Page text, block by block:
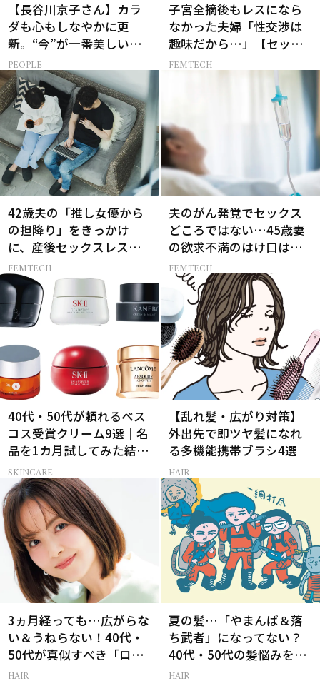
【長谷川京子さん】カラ
ダも心もしなやかに更
新。“今”が一番美しい
［特別画像集］
PEOPLE
子宮全摘後もレスになら
なかった夫婦「性交渉は
趣味だから…」【セック
スレス AND THE CITY -女
FEMTECH
42歳夫の「推し女優から
の担降り」をきっかけ
に、産後セックスレスの
理由を悟った妻
FEMTECH
夫のがん発覚でセックス
どころではない…45歳妻
の欲求不満のはけ口は
【セックスレス AND THE
CITY -女たちの告白-】
FEMTECH
40代・50代が頼れるベス
コス受賞クリーム9選｜名
品を1カ月試してみた結果
は？
SKINCARE
【乱れ髪・広がり対策】
外出先で即ツヤ髪になれ
る多機能携帯ブラシ4選
HAIR
3ヵ月経っても…広がらな
い＆うねらない！40代・
50代が真似すべき「ロー
レイヤーボブ」
HAIR
夏の髪…「やまんば＆落
ち武者」になってない？
40代・50代の髪悩みをレ
スキューする裏ワザ
HAIR